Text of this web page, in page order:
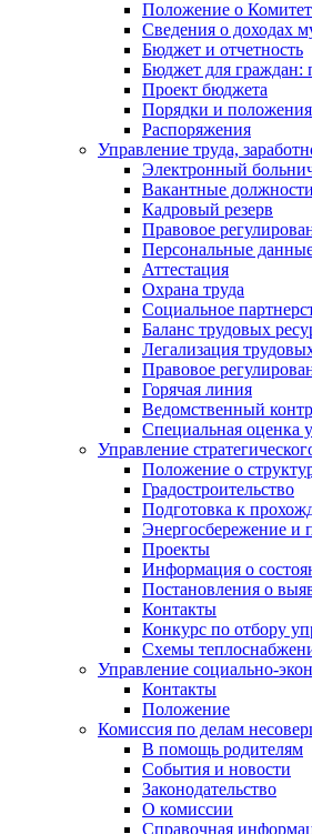
Положение о
Сведения о доходах
Бюджет и отчетность
Бюджет для граждан:
Проект бюджета
Порядки и положения
Распоряжения
Управление труда,
Электронный
Вакантные должности
Кадровый резерв
Правовое
Персональные
Аттестация
Охрана труда
Социальное
Баланс трудовых
Легализация
Правовое
Горячая линия
Ведомственный
Специальная оценка
Управление
Положение о
Градостроительство
Подготовка к
Энергосбережение и
Проекты
Информация о
Постановления о
Контакты
Конкурс по отбору
Схемы
Управление социально-
Контакты
Положение
Комиссия по делам
В помощь родителям
События и новости
Законодательство
О комиссии
Справочная